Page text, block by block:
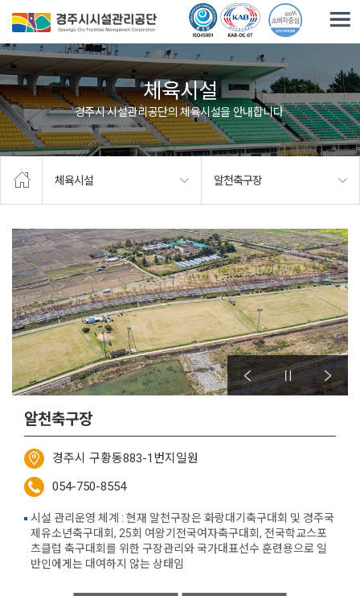
체육시설
경주시 시설관리공단의 체육시설을 안내합니다.
체육시설 알천축구장
알천축구장
경주시 구황동883-1번지일원
054-750-8554
시설 관리운영 체계 : 현재 알천구장은 화랑대기축구대회 및 경주국
제유소년축구대회, 25회 여왕기전국여자축구대회, 전국학교스포
츠클럽 축구대회를 위한 구장관리와 국가대표선수 훈련용으로 일
반인에게는 대여하지 않는 상태임